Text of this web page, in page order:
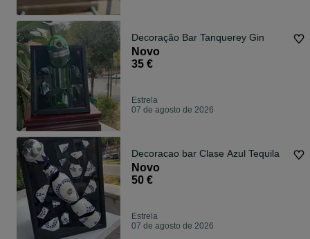
Decoração Bar Tanquerey Gin
Novo
35 €
Estrela
07 de agosto de 2026
Decoracao bar Clase Azul Tequila
Novo
50 €
Estrela
07 de agosto de 2026